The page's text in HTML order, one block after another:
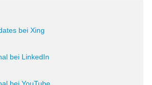
bei Xing
bei LinkedIn